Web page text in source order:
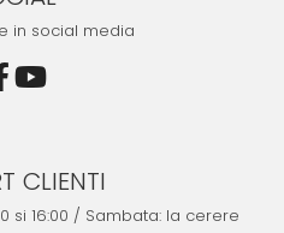
in social media
CLIENTI
si 16:00 / Sambata: la cerere